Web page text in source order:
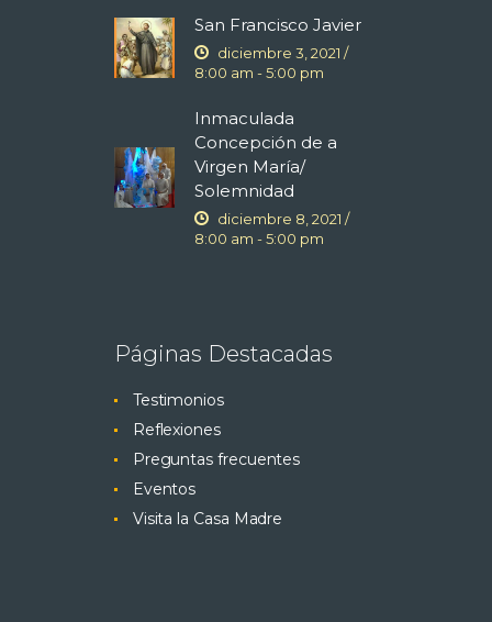
San Francisco Javier
diciembre 3, 2021 /
8:00 am -5:00 pm
Inmaculada
Concepción de a
Virgen María/
Solemnidad
diciembre 8, 2021 /
8:00 am -5:00 pm
Páginas Destacadas
Testimonios
Reflexiones
Preguntas frecuentes
Eventos
Visita la Casa Madre